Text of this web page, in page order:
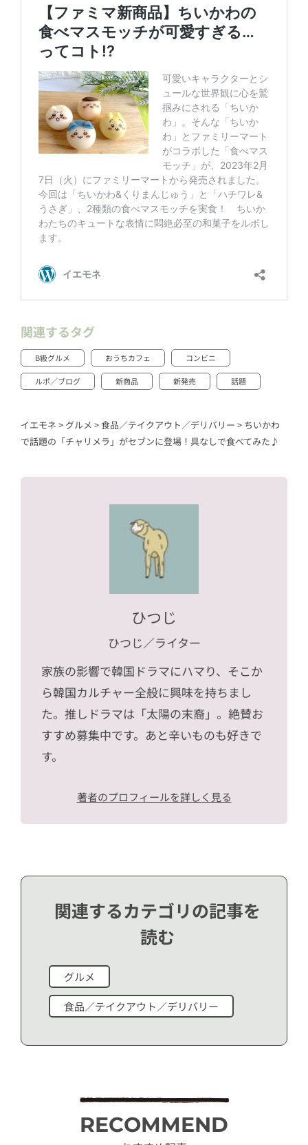
関連するタグ
B級グルメ おうちカフェ コンビニ
ルポ／ブログ 新商品 新発売 話題
イエモネ > グルメ >食品／テイクアウト／デリバリー > ちいかわ
で話題の「チャリメラ」がセブンに登場！具なしで食べてみた♪
ひつじ
ひつじ／ライター
家族の影響で韓国ドラマにハマり、そこか
ら韓国カルチャー全般に興味を持ちまし
た。推しドラマは「太陽の末裔」。絶賛お
すすめ募集中です。あと辛いものも好きで
す。
著者のプロフィールを詳しく見る
関連するカテゴリの記事を
読む
グルメ
食品／テイクアウト／デリバリー
RECOMMEND